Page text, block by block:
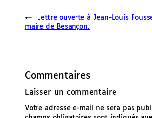
←
Lettre ouverte à Jean-Louis
maire de Besançon.
Commentaires
Laisser un commentaire
Votre adresse e-mail ne sera pas